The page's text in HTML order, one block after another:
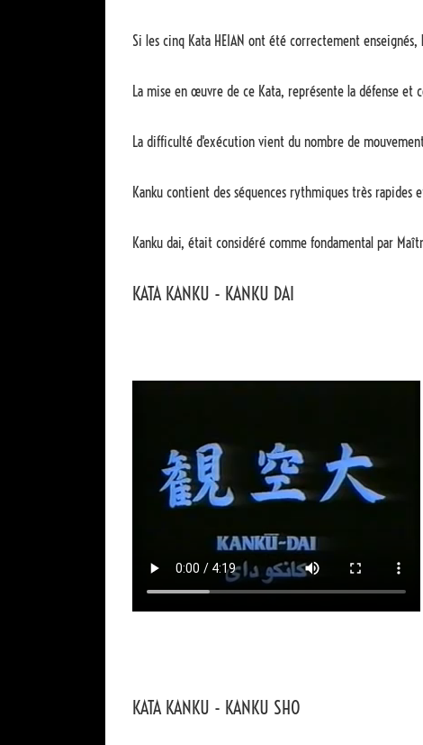
Si les cinq Kata HEIAN ont été correctement
La mise en œuvre de ce Kata, représente la défense
La difficulté d'exécution vient du nombre de
Kanku contient des séquences rythmiques très rapides
Kanku dai, était considéré comme fondamental par
KATA KANKU - KANKU DAI
KATA KANKU - KANKU SHO